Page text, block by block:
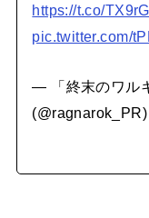
https://t.co/
pic.twitter.com/
— 「終末のワル
(@ragnarok_PR)